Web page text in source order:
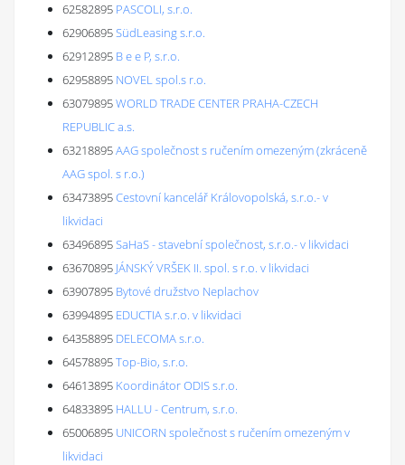
62582895 PASCOLI, s.r.o.
62906895SüdLeasing s.r.o.
62912895 B e e P, s.r.o.
62958895 NOVEL spol.s r.o.
63079895WORLD TRADE CENTER PRAHA-CZECH
REPUBLIC a.s.
63218895AAG společnost s ručením omezeným (zkráceně
AAG spol. s r.o.)
63473895Cestovní kancelář Královopolská, s.r.o.- v
likvidaci
63496895SaHaS - stavební společnost, s.r.o.- v likvidaci
63670895 JÁNSKÝ VRŠEK II. spol. s r.o. v likvidaci
63907895 Bytové družstvo Neplachov
63994895 EDUCTIA s.r.o. v likvidaci
64358895 DELECOMA s.r.o.
64578895Top-Bio, s.r.o.
64613895 Koordinátor ODIS s.r.o.
64833895 HALLU - Centrum, s.r.o.
65006895 UNICORN společnost s ručením omezeným v
likvidaci